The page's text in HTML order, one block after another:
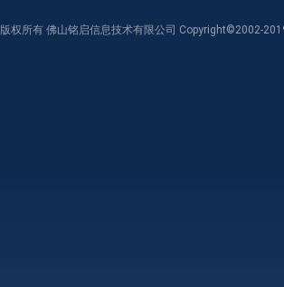
版权所有 佛山铭启信息技术有限公司 Copyright©2002-